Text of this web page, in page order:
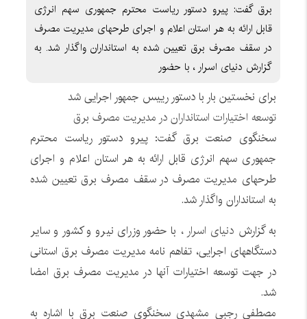
برق گفت: پیرو دستور ریاست محترم جمهوری سهم انرژی
قابل ارائه به هر استان اعلام و اجرای طرحهای مدیریت مصرف
در سقف مصرف برق تعیین شده به استانداران واگذار شد. به
گزارش دنیای اسرار ، با حضور
برای نخستین بار با دستور رییس جمهور اجرایی شد
توسعه اختیارات استانداران در مدیریت مصرف برق
سخنگوی صنعت برق گفت: پیرو دستور ریاست محترم
جمهوری سهم انرژی قابل ارائه به هر استان اعلام و اجرای
طرحهای مدیریت مصرف در سقف مصرف برق تعیین شده
به استانداران واگذار شد.
به گزارش دنیای اسرار ، با حضور وزرای نیرو و کشور و سایر
دستگاههای اجرایی‌، تفاهم نامه مدیریت مصرف برق استانی
در جهت توسعه اختیارات آنها در مدیریت مصرف برق امضا
شد.
مصطفی رجبی مشهدی سخنگوی صنعت برق با اشاره به